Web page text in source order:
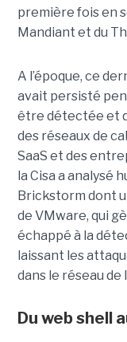
première fois en
Mandiant et du
A l’époque, ce
avait persisté
être détectée et
des réseaux de
SaaS et des
la Cisa a analysé
Brickstorm dont
de VMware, qui
échappé à la
laissant les
dans le réseau de
Du web shell